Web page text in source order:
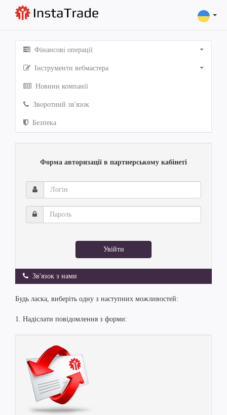
Фінансові операції
Інструменти вебмастера
Новини компанії
Зворотний зв'язок
Безпека
Форма авторизації в партнерському кабінеті
Логін
Пароль
Увійти
Зв'язок з нами
Будь ласка, виберіть одну з наступних можливостей:
1. Надіслати повідомлення з форми: